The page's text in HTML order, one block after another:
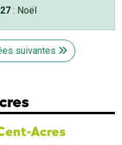
: Noël
suivantes
Acres